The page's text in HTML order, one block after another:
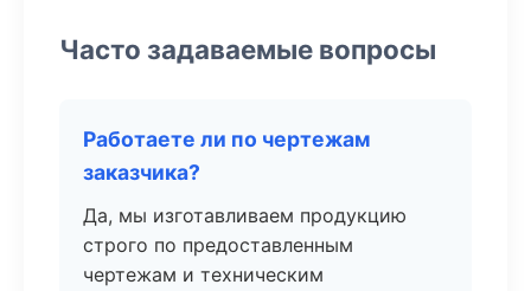
Часто задаваемые вопросы
Работаете ли по чертежам
заказчика?
Да, мы изготавливаем продукцию
строго по предоставленным
чертежам и техническим